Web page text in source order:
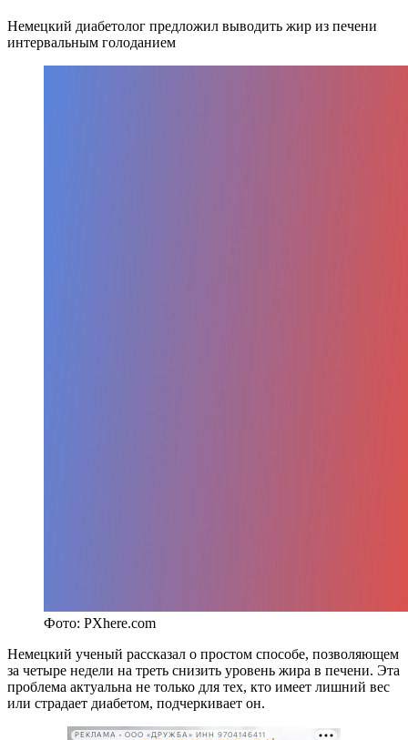
Немецкий диабетолог предложил выводить жир из печени
интервальным голоданием
Фото: PXhere.com
Немецкий ученый рассказал о простом способе, позволяющем
за четыре недели на треть снизить уровень жира в печени. Эта
проблема актуальна не только для тех, кто имеет лишний вес
или страдает диабетом, подчеркивает он.
РЕКЛАМА • ООО «ДРУЖБА» ИНН 9704146411